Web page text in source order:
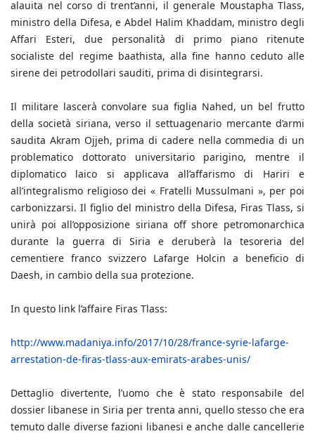
alauita nel corso di trent’anni, il generale Moustapha Tlass,
ministro della Difesa, e Abdel Halim Khaddam, ministro degli
Affari Esteri, due personalità di primo piano ritenute
socialiste del regime baathista, alla fine hanno ceduto alle
sirene dei petrodollari sauditi, prima di disintegrarsi.
Il militare lascerà convolare sua figlia Nahed, un bel frutto
della società siriana, verso il settuagenario mercante d’armi
saudita Akram Ojjeh, prima di cadere nella commedia di un
problematico dottorato universitario parigino, mentre il
diplomatico laico si applicava all’affarismo di Hariri e
all’integralismo religioso dei « Fratelli Mussulmani », per poi
carbonizzarsi. Il figlio del ministro della Difesa, Firas Tlass, si
unirà poi all’opposizione siriana off shore petromonarchica
durante la guerra di Siria e deruberà la tesoreria del
cementiere franco svizzero Lafarge Holcin a beneficio di
Daesh, in cambio della sua protezione.
In questo link l’affaire Firas Tlass:
http://www.madaniya.info/2017/10/28/france-syrie-lafarge-
arrestation-de-firas-tlass-aux-emirats-arabes-unis/
Dettaglio divertente, l’uomo che è stato responsabile del
dossier libanese in Siria per trenta anni, quello stesso che era
temuto dalle diverse fazioni libanesi e anche dalle cancellerie